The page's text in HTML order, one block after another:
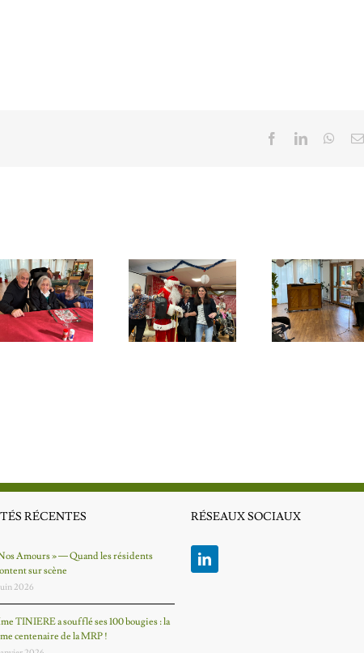
FacebookLinkedIn
Retour en images
sur les deux jours
de fête de Noël à
la MRP
Concert Piano-
Violon
RÉCENTES
Amours » — Quand les résidents
sur scène
2026
TINIERE a soufflé ses 100 bougies : la
centenaire de la MRP !
RÉSEAUX SOCIAUX